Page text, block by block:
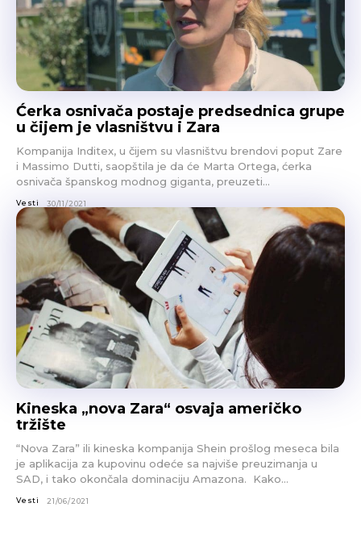
Ćerka osnivača postaje predsednica grupe
u čijem je vlasništvu i Zara
Kompanija Inditex, u čijem su vlasništvu brendovi poput Zare
i Massimo Dutti, saopštila je da će Marta Ortega, ćerka
osnivača španskog modnog giganta, preuzeti...
Vesti 30/11/2021
Kineska „nova Zara“ osvaja američko
tržište
“Nova Zara” ili kineska kompanija Shein prošlog meseca bila
je aplikacija za kupovinu odeće sa najviše preuzimanja u
SAD, i tako okončala dominaciju Amazona. Kako...
Vesti 21/06/2021